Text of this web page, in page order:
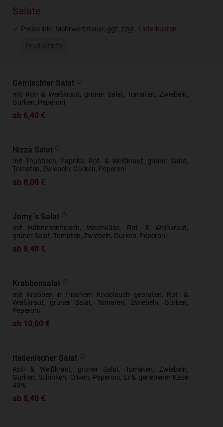
Salate
Preise inkl. Mehrwertsteuer, ggf. zzgl. Lieferkosten
Gemischter Salat
mit Rot- & Weißkraut, grüner Salat, Tomaten, Zwiebeln,
Gurken, Peperoni
ab 6,40 €
Nizza Salat
mit Thunfisch, Paprika, Rot- & Weißkraut, grüner Salat,
Tomaten, Zwiebeln, Gurken, Peperoni
ab 8,00 €
Jemy´s Salat
mit Hähnchenfleisch, Weichkäse, Rot- & Weißkraut,
grüner Salat, Tomaten, Zwiebeln, Gurken, Peperoni
ab 8,40 €
Krabbensalat
mit Krabben in frischem Knoblauch gebraten, Rot- &
Weißkraut, grüner Salat, Tomaten, Zwiebeln, Gurken,
Peperoni
ab 10,00 €
Italienischer Salat
Rot- & Weißkraut, grüner Salat, Tomaten, Zwiebeln,
Gurken, Schinken, Oliven, Peperoni, Ei & geriebener Käse
40%
ab 8,40 €